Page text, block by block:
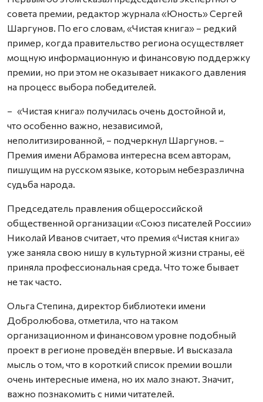
совета премии, редактор журнала «Юность» Сергей
Шаргунов. По его словам, «Чистая книга» – редкий
пример, когда правительство региона осуществляет
мощную информационную и финансовую поддержку
премии, но при этом не оказывает никакого давления
на процесс выбора победителей.
– «Чистая книга» получилась очень достойной и,
что особенно важно, независимой,
неполитизированной, – подчеркнул Шаргунов. –
Премия имени Абрамова интересна всем авторам,
пишущим на русском языке, которым небезразлична
судьба народа.
Председатель правления общероссийской
общественной организации «Союз писателей России»
Николай Иванов считает, что премия «Чистая книга»
уже заняла свою нишу в культурной жизни страны, её
приняла профессиональная среда. Что тоже бывает
не так часто.
Ольга Степина, директор библиотеки имени
Добролюбова, отметила, что на таком
организационном и финансовом уровне подобный
проект в регионе проведён впервые. И высказала
мысль о том, что в короткий список премии вошли
очень интересные имена, но их мало знают. Значит,
важно познакомить с ними читателей.